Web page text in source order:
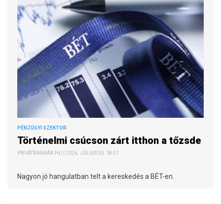
PÉNZÜGYI SZEKTOR
Történelmi csúcson zárt itthon a tőzsde
PRIVÁTBANKÁR.HU | 2026. JÚLIUS 30. 18:51
Nagyon jó hangulatban telt a kereskedés a BÉT-en.